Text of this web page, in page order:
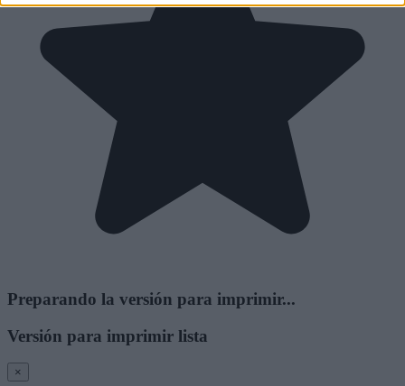
Preparando la versión para imprimir...
Versión para imprimir lista
×